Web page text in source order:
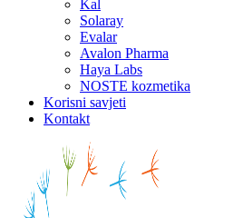
Kal
Solaray
Evalar
Avalon Pharma
Haya Labs
NOSTE kozmetika
Korisni savjeti
Kontakt